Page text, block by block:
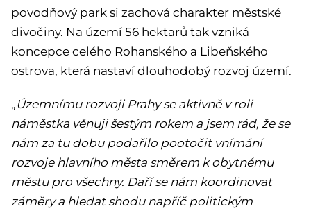
povodňový park si zachová charakter městské
divočiny. Na území 56 hektarů tak vzniká
koncepce celého Rohanského a Libeňského
ostrova, která nastaví dlouhodobý rozvoj území.
„Územnímu rozvoji Prahy se aktivně v roli
náměstka věnuji šestým rokem a jsem rád, že se
nám za tu dobu podařilo pootočit vnímání
rozvoje hlavního města směrem k obytnému
městu pro všechny. Daří se nám koordinovat
záměry a hledat shodu napříč politickým